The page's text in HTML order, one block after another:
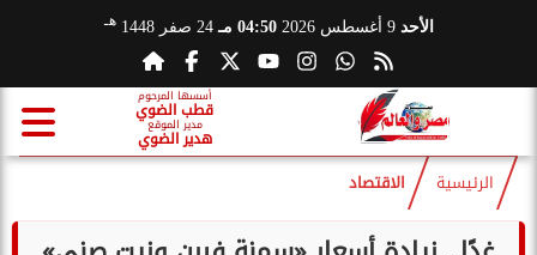
الأحد 9 أغسطس 2026 04:50 مـ 24 صفر 1448 هـ
أسسها المرحوم
قطب الضوي
مدير الموقع
هدير الضوي
الرئيسية الاقتصاد